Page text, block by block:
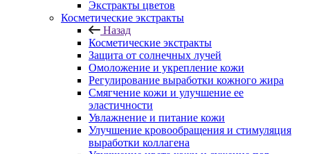
Экстракты цветов
Косметические экстракты
Назад
Косметические экстракты
Защита от солнечных лучей
Омоложение и укрепление кожи
Регулирование выработки кожного жира
Смягчение кожи и улучшение ее
эластичности
Увлажнение и питание кожи
Улучшение кровообращения и стимуляция
выработки коллагена